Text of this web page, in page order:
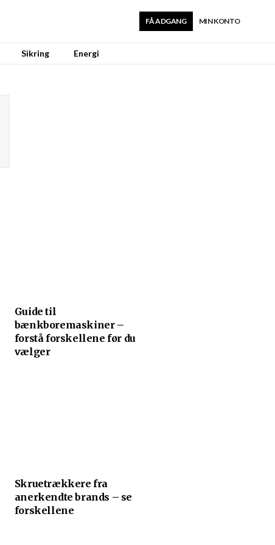
MIN KONTO
FÅ ADGANG
Sikring Energi
Guide til
bænkboremaskiner –
forstå forskellene før du
vælger
Skruetrækkere fra
anerkendte brands – se
forskellene